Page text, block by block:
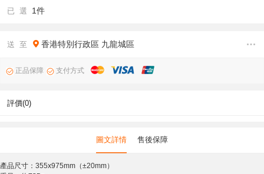
已 選 1件
送 至 香港特別行政區 九龍城區
正品保障 支付方式
評價(0)
圖文詳情 售後保障
產品尺寸：355x975mm（±20mm）